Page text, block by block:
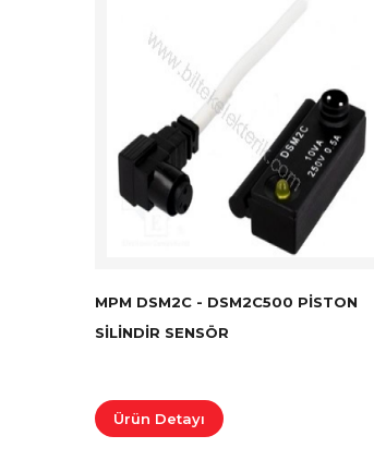
MPM DSM2C - DSM2C500 PISTON
SILINDIR SENSÖR
Ürün Detayı